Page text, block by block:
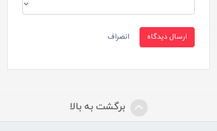
ارسال دیدگاه انصراف
برگشت به بالا